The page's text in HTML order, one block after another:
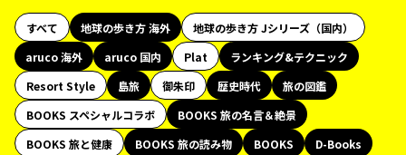
すべて 地球の歩き方 海外
地球の歩き方 Jシリーズ（国内）
aruco 海外
aruco 国内 Plat
ランキング&テクニック
Resort Style
島旅 御朱印 歴史時代
旅の図鑑
BOOKS スペシャルコラボ
BOOKS 旅の名言＆絶景
BOOKS 旅と健康
BOOKS 旅の読み物 BOOKS
D-Books